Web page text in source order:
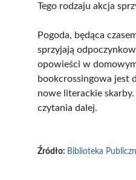
Tego rodzaju akcja
Pogoda, będąca
sprzyjają
opowieści w
bookcrossingowa jest
nowe literackie
czytania dalej.
Źródło: Biblioteka